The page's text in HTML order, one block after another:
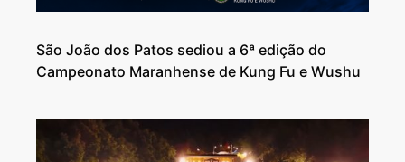
São João dos Patos sediou a 6ª edição do
Campeonato Maranhense de Kung Fu e Wushu